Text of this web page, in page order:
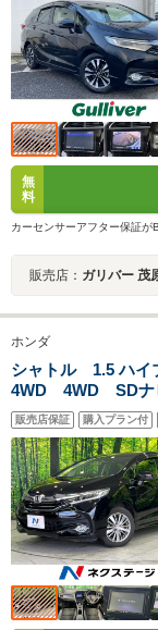
無
料
カーセンサーアフター保証が
販売店： ガリバー 茂
ホンダ
シャトル 1.5 ハイ
4WD 4WD SDナ
ィブレーキアクテ
ー ETC クルコ
15インチAW
販売店保証 購入プラン付